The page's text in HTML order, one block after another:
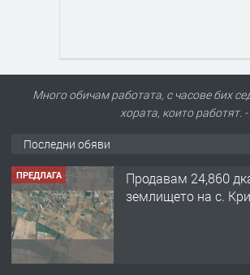
Много обичам работата, с часове бих
хората, които
Последни обяви
ПРЕДЛАГА
Продавам 24,860
землището на с.